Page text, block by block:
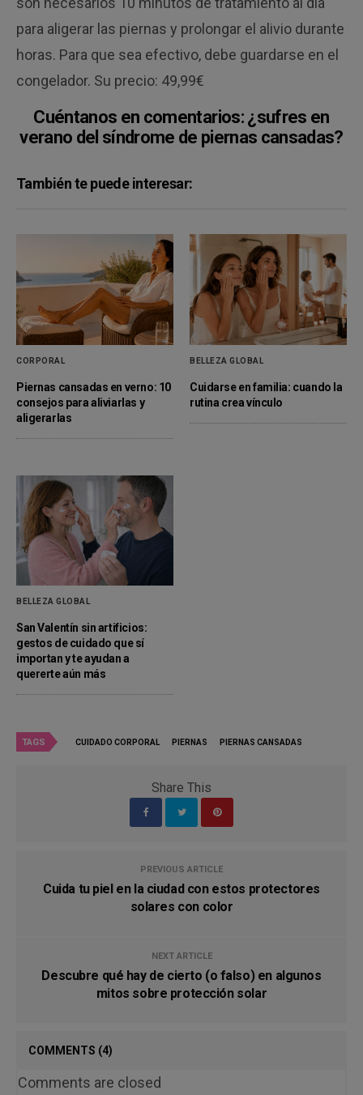
para aligerar las piernas y prolongar el alivio durante
horas. Para que sea efectivo, debe guardarse en el
congelador. Su precio: 49,99€
Cuéntanos en comentarios: ¿sufres en
verano del síndrome de piernas cansadas?
También te puede interesar:
CORPORAL
Piernas cansadas en verno: 10
consejos para aliviarlas y
aligerarlas
BELLEZA GLOBAL
Cuidarse en familia: cuando la
rutina crea vínculo
BELLEZA GLOBAL
San Valentín sin artificios:
gestos de cuidado que sí
importan y te ayudan a
quererte aún más
TAGS CUIDADO CORPORAL PIERNAS PIERNAS CANSADAS
Share This
PREVIOUS ARTICLE
Cuida tu piel en la ciudad con estos protectores
solares con color
NEXT ARTICLE
Descubre qué hay de cierto (o falso) en algunos
mitos sobre protección solar
COMMENTS (4)
Comments are closed